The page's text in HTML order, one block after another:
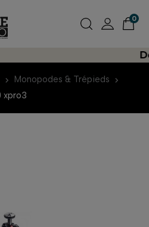
0
Monopodes & Trépieds
xpro3